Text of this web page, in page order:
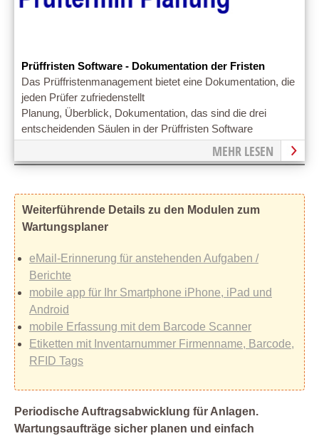
Prüffristen Software - Dokumentation der Fristen
Das Prüffristenmanagement bietet eine Dokumentation, die
jeden Prüfer zufriedenstellt
Planung, Überblick, Dokumentation, das sind die drei
entscheidenden Säulen in der Prüffristen Software
MEHR LESEN
Weiterführende Details zu den Modulen zum
Wartungsplaner
eMail-Erinnerung für anstehenden Aufgaben /
Berichte
mobile app für Ihr Smartphone iPhone, iPad und
Android
mobile Erfassung mit dem Barcode Scanner
Etiketten mit Inventarnummer Firmenname, Barcode,
RFID Tags
Periodische Auftragsabwicklung für Anlagen.
Wartungsaufträge sicher planen und einfach